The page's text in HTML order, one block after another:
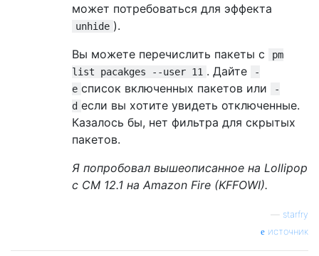
может потребоваться для эффекта
unhide ).
Вы можете перечислить пакеты с
pm
list pacakges --user 11 . Дайте
-
e список включенных пакетов или
-
d если вы хотите увидеть отключенные.
Казалось бы, нет фильтра для скрытых
пакетов.
Я попробовал вышеописанное на Lollipop
с CM 12.1 на Amazon Fire (KFFOWI).
starfry
источник